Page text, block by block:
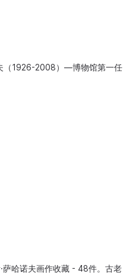
（1926-2008）—博物馆第一任
萨哈诺夫画作收藏 - 48件。古老